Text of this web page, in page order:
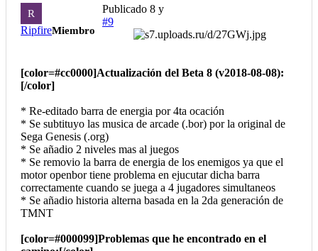
R
RipfireMiembro
Publicado 8 y
#9
[color=#cc0000]Actualización del Beta 8 (v2018-08-08):
[/color]
* Re-editado barra de energia por 4ta ocación
* Se subtituyo las musica de arcade (.bor) por la original de
Sega Genesis (.org)
* Se añadio 2 niveles mas al juegos
* Se removio la barra de energia de los enemigos ya que el
motor openbor tiene problema en ejucutar dicha barra
correctamente cuando se juega a 4 jugadores simultaneos
* Se añadio historia alterna basada en la 2da generación de
TMNT
[color=#000099]Problemas que he encontrado en el